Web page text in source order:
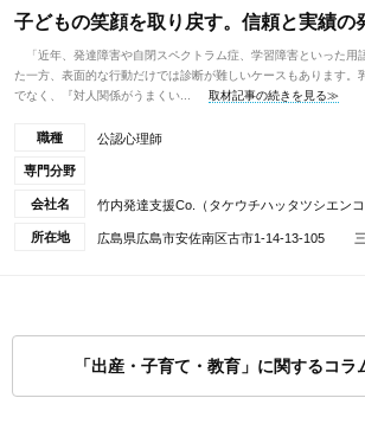
子どもの笑顔を取り戻す。信頼と実績の
「近年、発達障害や自閉スペクトラム症、学習障害といった用
た一方、表面的な行動だけでは診断が難しいケースもあります。
でなく、『対人関係がうまくい...
取材記事の続きを見る≫
職種 公認心理師
専門分野
会社名 竹内発達支援Co.（タケウチハッタツシエンコ
所在地 広島県広島市安佐南区古市1-14-13-105 三
「出産・子育て・教育」に関するコラ